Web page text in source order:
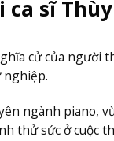
sĩ
cử của người
ngành piano,
thử sức ở cuộc